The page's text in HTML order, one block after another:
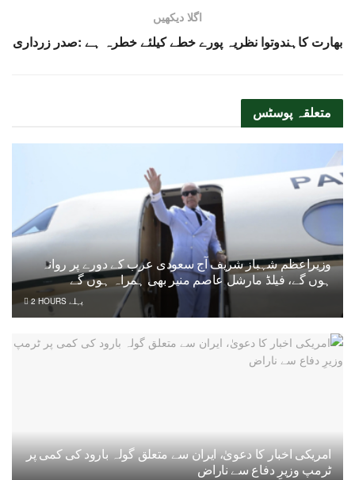
اگلا دیکھیں
بھارت کاہندوتوا نظریہ پورے خطے کیلئے خطرہ ہے :صدر زرداری
متعلقہ پوسٹس
وزیراعظم شہباز شریف آج سعودی عرب کے دورے پر روانہ
ہوں گے، فیلڈ مارشل عاصم منیر بھی ہمراہ ہوں گے
2 HOURS پہلے
امریکی اخبار کا دعویٰ، ایران سے متعلق گولہ بارود کی کمی پر
ٹرمپ وزیرِ دفاع سے ناراض